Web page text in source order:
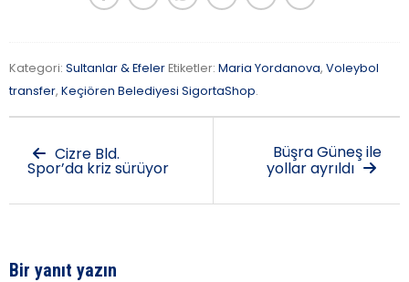
Kategori: Sultanlar & EfelerEtiketler: Maria Yordanova, Voleybol
transfer, Keçiören Belediyesi SigortaShop.
Cizre Bld.
Spor’da kriz sürüyor
Büşra Güneş ile
yollar ayrıldı
Bir yanıt yazın